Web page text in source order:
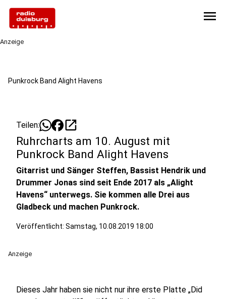
menu
Anzeige
Punkrock Band Alight Havens
Teilen: open_in_new
Ruhrcharts am 10. August mit
Punkrock Band Alight Havens
Gitarrist und Sänger Steffen, Bassist Hendrik und
Drummer Jonas sind seit Ende 2017 als „Alight
Havens“ unterwegs. Sie kommen alle Drei aus
Gladbeck und machen Punkrock.
Veröffentlicht: Samstag, 10.08.2019 18:00
Anzeige
Dieses Jahr haben sie nicht nur ihre erste Platte „Did